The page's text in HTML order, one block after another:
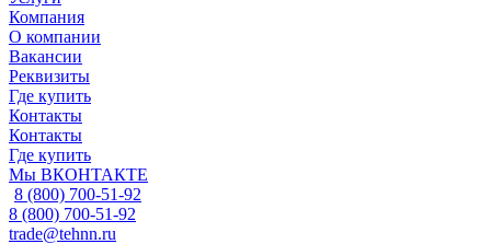
Компания
О компании
Вакансии
Реквизиты
Где купить
Контакты
Контакты
Где купить
Мы ВКОНТАКТЕ
8 (800) 700-51-92
8 (800) 700-51-92
trade@tehnn.ru